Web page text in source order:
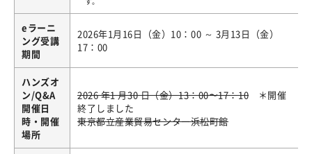
eラーニ
ング受講
期間
2026年1月16日（金）10：00 ～ 3月13日（金）
17：00
ハンズオ
ン/Q&A
開催日
時・開催
場所
2026 年1 月30 日（金）13：00〜17：10＊開催
終了しました
東京都立産業貿易センター浜松町館